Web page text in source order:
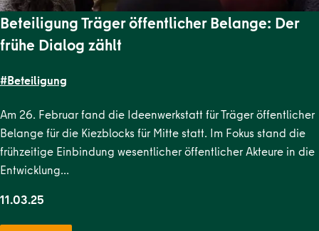
Beteiligung Träger öffentlicher Belange: Der
frühe Dialog zählt
#Beteiligung
Am 26. Februar fand die Ideenwerkstatt für Träger öffentlicher
Belange für die Kiezblocks für Mitte statt. Im Fokus stand die
frühzeitige Einbindung wesentlicher öffentlicher Akteure in die
Entwicklung…
11.03.25